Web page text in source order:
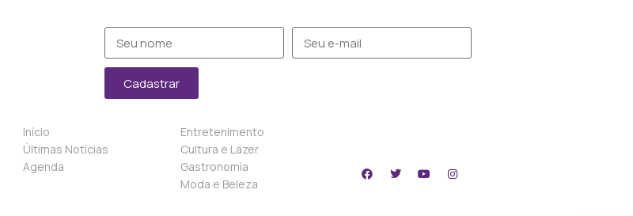
Cadastrar
Início
Últimas Notícias
Agenda
Entretenimento
Cultura e Lazer
Gastronomia
Moda e Beleza